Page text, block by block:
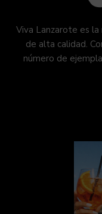
Viva Lanzarote es
de alta calidad.
número de